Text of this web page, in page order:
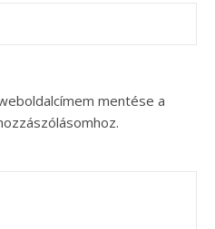
mentése a